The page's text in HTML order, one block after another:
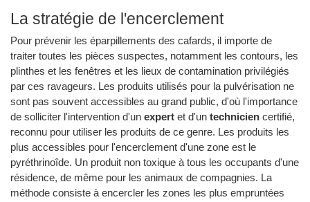
La stratégie de l'encerclement
Pour prévenir les éparpillements des cafards, il importe de
traiter toutes les pièces suspectes, notamment les contours, les
plinthes et les fenêtres et les lieux de contamination privilégiés
par ces ravageurs. Les produits utilisés pour la pulvérisation ne
sont pas souvent accessibles au grand public, d'où l'importance
de solliciter l'intervention d'un expert et d'un technicien certifié,
reconnu pour utiliser les produits de ce genre. Les produits les
plus accessibles pour l'encerclement d'une zone est le
pyréthrinoîde. Un produit non toxique à tous les occupants d'une
résidence, de même pour les animaux de compagnies. La
méthode consiste à encercler les zones les plus empruntées